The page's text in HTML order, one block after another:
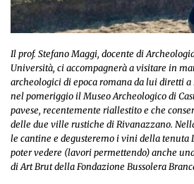
Il prof. Stefano Maggi, docente di
Università, ci accompagnerà a visitare in
archeologici di epoca romana da lui diretti a
nel pomeriggio il Museo Archeologico di
pavese, recentemente riallestito e che
delle due ville rustiche di Rivanazzano.
le cantine e degusteremo i vini della tenuta
poter vedere (lavori permettendo) anche
di Art Brut della Fondazione Bussolera